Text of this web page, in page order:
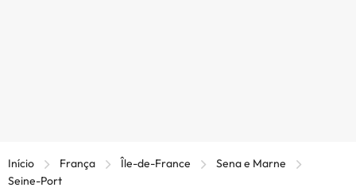
Início França Île-de-France
Sena e Marne
Seine-Port